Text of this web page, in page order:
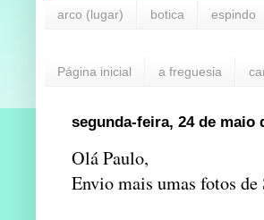
arco (lugar) botica espindo
Página inicial a freguesia
segunda-feira, 24 de maio
Olá Paulo,
Envio mais umas fotos